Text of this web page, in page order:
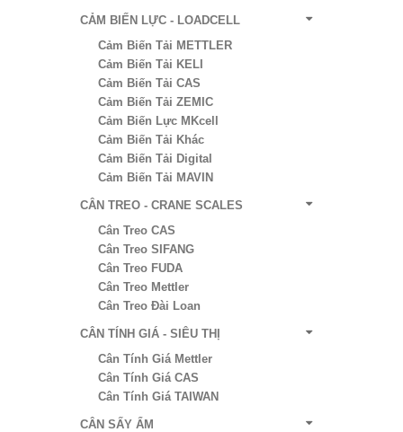
CẢM BIẾN LỰC - LOADCELL
Cảm Biến Tải METTLER
Cảm Biến Tải KELI
Cảm Biến Tải CAS
Cảm Biến Tải ZEMIC
Cảm Biến Lực MKcell
Cảm Biến Tải Khác
Cảm Biến Tải Digital
Cảm Biến Tải MAVIN
CÂN TREO - CRANE SCALES
Cân Treo CAS
Cân Treo SIFANG
Cân Treo FUDA
Cân Treo Mettler
Cân Treo Đài Loan
CÂN TÍNH GIÁ - SIÊU THỊ
Cân Tính Giá Mettler
Cân Tính Giá CAS
Cân Tính Giá TAIWAN
CÂN SẤY ẨM